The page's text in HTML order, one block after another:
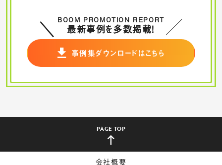
BOOM PROMOTION REPORT
最新事例を多数掲載！
事例集ダウンロードはこちら
PAGE TOP
会社概要